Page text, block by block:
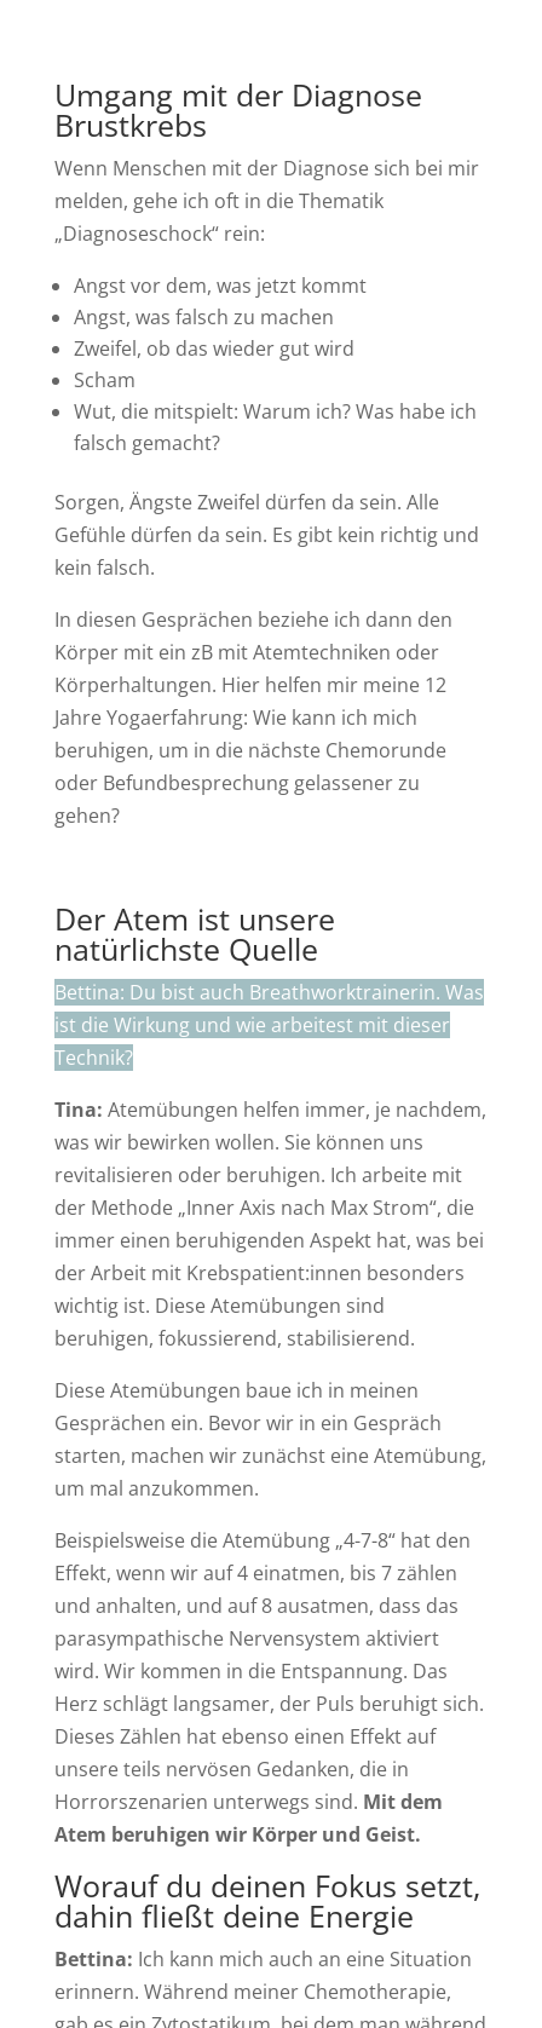
Umgang mit der Diagnose
Brustkrebs
Wenn Menschen mit der Diagnose sich bei mir
melden, gehe ich oft in die Thematik
„Diagnoseschock“ rein:
Angst vor dem, was jetzt kommt
Angst, was falsch zu machen
Zweifel, ob das wieder gut wird
Scham
Wut, die mitspielt: Warum ich? Was habe ich
falsch gemacht?
Sorgen, Ängste Zweifel dürfen da sein. Alle
Gefühle dürfen da sein. Es gibt kein richtig und
kein falsch.
In diesen Gesprächen beziehe ich dann den
Körper mit ein zB mit Atemtechniken oder
Körperhaltungen. Hier helfen mir meine 12
Jahre Yogaerfahrung: Wie kann ich mich
beruhigen, um in die nächste Chemorunde
oder Befundbesprechung gelassener zu
gehen?
Der Atem ist unsere
natürlichste Quelle
Bettina: Du bist auch Breathworktrainerin. Was
ist die Wirkung und wie arbeitest mit dieser
Technik?
Tina: Atemübungen helfen immer, je nachdem,
was wir bewirken wollen. Sie können uns
revitalisieren oder beruhigen. Ich arbeite mit
der Methode „Inner Axis nach Max Strom“, die
immer einen beruhigenden Aspekt hat, was bei
der Arbeit mit Krebspatient:innen besonders
wichtig ist. Diese Atemübungen sind
beruhigen, fokussierend, stabilisierend.
Diese Atemübungen baue ich in meinen
Gesprächen ein. Bevor wir in ein Gespräch
starten, machen wir zunächst eine Atemübung,
um mal anzukommen.
Beispielsweise die Atemübung „4-7-8“ hat den
Effekt, wenn wir auf 4 einatmen, bis 7 zählen
und anhalten, und auf 8 ausatmen, dass das
parasympathische Nervensystem aktiviert
wird. Wir kommen in die Entspannung. Das
Herz schlägt langsamer, der Puls beruhigt sich.
Dieses Zählen hat ebenso einen Effekt auf
unsere teils nervösen Gedanken, die in
Horrorszenarien unterwegs sind. Mit dem
Atem beruhigen wir Körper und Geist.
Worauf du deinen Fokus setzt,
dahin fließt deine Energie
Bettina: Ich kann mich auch an eine Situation
erinnern. Während meiner Chemotherapie,